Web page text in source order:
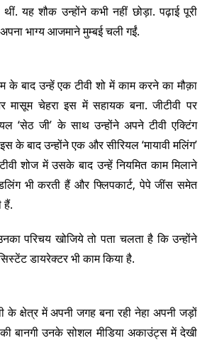
थीं. यह शौक उन्होंने कभी नहीं छोड़ा. पढ़ाई पूरी
भाग्य आजमाने मुम्बई चली गईं.
के बाद उन्हें एक टीवी शो में काम करने का मौक़ा
मासूम चेहरा इस में सहायक बना. जीटीवी पर
‘सेठ जी’ के साथ उन्होंने अपने टीवी एक्टिंग
के बाद उन्होंने एक और सीरियल ‘मायावी मलिंग’
शोज में उसके बाद उन्हें नियमित काम मिलाने
भी करती हैं और फ्लिपकार्ट, पेपे जींस समेत
हैं.
परिचय खोजिये तो पता चलता है कि उन्होंने
डायरेक्टर भी काम किया है.
के क्षेत्र में अपनी जगह बना रही नेहा अपनी जड़ों
बानगी उनके सोशल मीडिया अकाउंट्स में देखी